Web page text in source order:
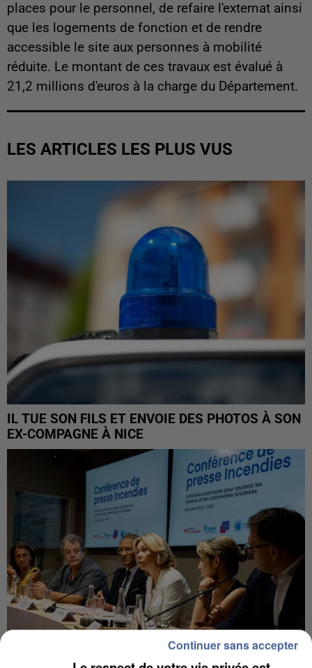
places pour le personnel, de refaire l'externat ainsi
que les logements de fonction et de rendre
accessible le site aux personnes à mobilité
réduite. Le montant de ces travaux est évalué à
21,2 millions d'euros à la charge du Département.
LES ARTICLES LES PLUS VUS
IL TUE SON FILS ET ENVOIE DES PHOTOS À SON
EX-COMPAGNE À NICE
Continuer sans accepter